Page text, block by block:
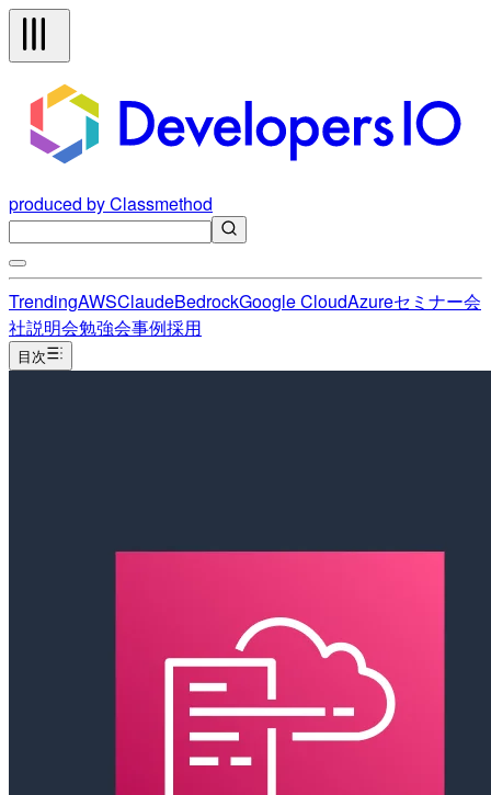
produced by Classmethod
TrendingAWSClaudeBedrockGoogle CloudAzureセミナー会
社説明会勉強会事例採用
目次